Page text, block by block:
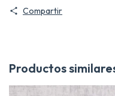
Compartir
Productos